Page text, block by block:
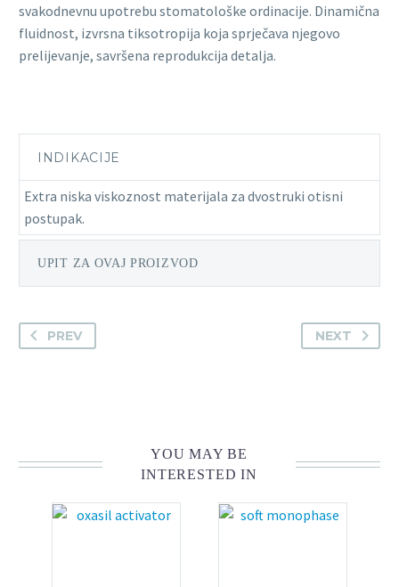
svakodnevnu upotrebu stomatološke ordinacije. Dinamična
fluidnost, izvrsna tiksotropija koja sprječava njegovo
prelijevanje, savršena reprodukcija detalja.
INDIKACIJE
Extra niska viskoznost materijala za dvostruki otisni
postupak.
UPIT ZA OVAJ PROIZVOD
PREV NEXT
YOU MAY BE
INTERESTED IN